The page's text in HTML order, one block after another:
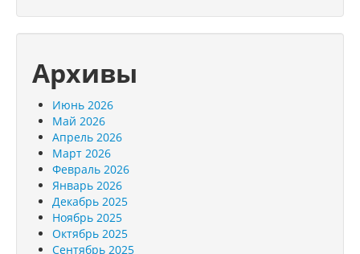
Архивы
Июнь 2026
Май 2026
Апрель 2026
Март 2026
Февраль 2026
Январь 2026
Декабрь 2025
Ноябрь 2025
Октябрь 2025
Сентябрь 2025